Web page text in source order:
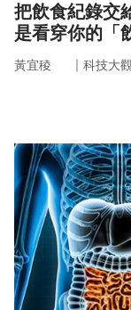
把飲食紀錄交
是看穿你的「
黃宜稜 ｜ 科技大